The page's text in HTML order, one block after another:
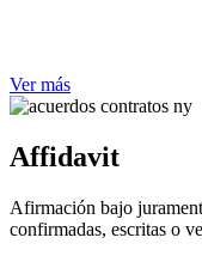
Ver más
Affidavit
Afirmación bajo
confirmadas, escritas o